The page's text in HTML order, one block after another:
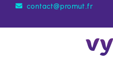
contact@promut.fr